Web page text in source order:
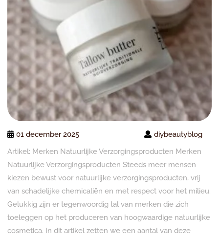
01 december 2025
diybeautyblog
Artikel: Merken Natuurlijke Verzorgingsproducten Merken
Natuurlijke Verzorgingsproducten Steeds meer mensen
kiezen bewust voor natuurlijke verzorgingsproducten, vrij
van schadelijke chemicaliën en met respect voor het milieu.
Gelukkig zijn er tegenwoordig tal van merken die zich
toeleggen op het produceren van hoogwaardige natuurlijke
cosmetica. In dit artikel zetten we een aantal van deze